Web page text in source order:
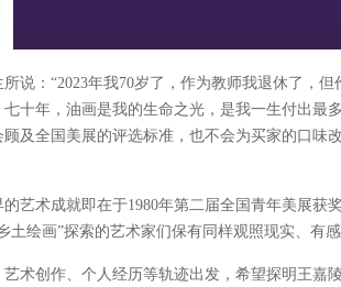
说：“2023年我70岁了，作为教师我退休了，
七十年，油画是我的生命之光，是我一生付出最
及全国美展的评选标准，也不会为买家的口味
艺术成就即在于1980年第二届全国青年美展获
土绘画”探索的艺术家们保有同样观照现实、有
艺术创作、个人经历等轨迹出发，希望探明王嘉